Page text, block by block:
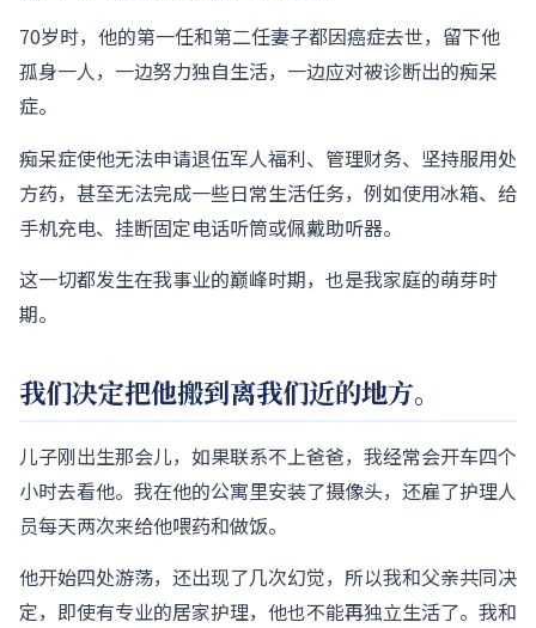
70岁时，他的第一任和第二任妻子都因癌症去世，留下他
孤身一人，一边努力独自生活，一边应对被诊断出的痴呆
症。
痴呆症使他无法申请退伍军人福利、管理财务、坚持服用处
方药，甚至无法完成一些日常生活任务，例如使用冰箱、给
手机充电、挂断固定电话听筒或佩戴助听器。
这一切都发生在我事业的巅峰时期，也是我家庭的萌芽时
期。
我们决定把他搬到离我们近的地方。
儿子刚出生那会儿，如果联系不上爸爸，我经常会开车四个
小时去看他。我在他的公寓里安装了摄像头，还雇了护理人
员每天两次来给他喂药和做饭。
他开始四处游荡，还出现了几次幻觉，所以我和父亲共同决
定，即使有专业的居家护理，他也不能再独立生活了。我和